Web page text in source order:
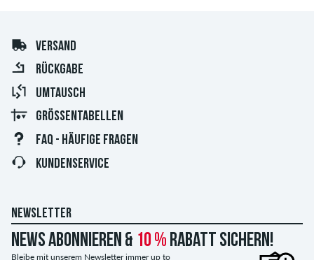
VERSAND
RÜCKGABE
UMTAUSCH
GRÖSSENTABELLEN
FAQ - HÄUFIGE FRAGEN
KUNDENSERVICE
NEWSLETTER
News abonnieren & 10 % Rabatt sichern!
Bleibe mit unserem Newsletter immer up to